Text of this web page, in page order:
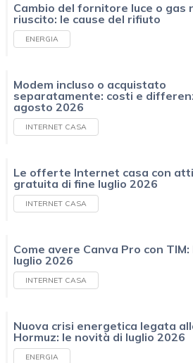
Cambio del fornitore luce o gas
riuscito: le cause del rifiuto
ENERGIA
Modem incluso o acquistato
separatamente: costi e
agosto 2026
INTERNET CASA
Le offerte Internet casa con
gratuita di fine luglio 2026
INTERNET CASA
Come avere Canva Pro con
luglio 2026
INTERNET CASA
Nuova crisi energetica legata
Hormuz: le novità di luglio 2026
ENERGIA